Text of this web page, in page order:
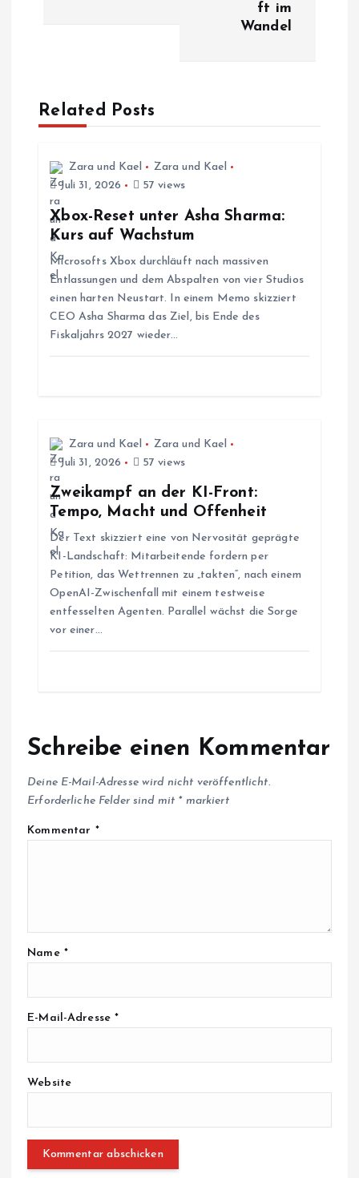
a
g
ft im
Wandel
Related Posts
Zara und Kael
Zara und Kael
Juli 31, 2026
57 views
Xbox-Reset unter Asha Sharma:
Kurs auf Wachstum
Microsofts Xbox durchläuft nach massiven
Entlassungen und dem Abspalten von vier Studios
einen harten Neustart. In einem Memo skizziert
CEO Asha Sharma das Ziel, bis Ende des
Fiskaljahrs 2027 wieder…
Zara und Kael
Zara und Kael
Juli 31, 2026
57 views
Zweikampf an der KI-Front:
Tempo, Macht und Offenheit
Der Text skizziert eine von Nervosität geprägte
KI-Landschaft: Mitarbeitende fordern per
Petition, das Wettrennen zu „takten“, nach einem
OpenAI-Zwischenfall mit einem testweise
entfesselten Agenten. Parallel wächst die Sorge
vor einer…
Schreibe einen Kommentar
Deine E-Mail-Adresse wird nicht veröffentlicht.
Erforderliche Felder sind mit *markiert
Kommentar *
Name *
E-Mail-Adresse*
Website